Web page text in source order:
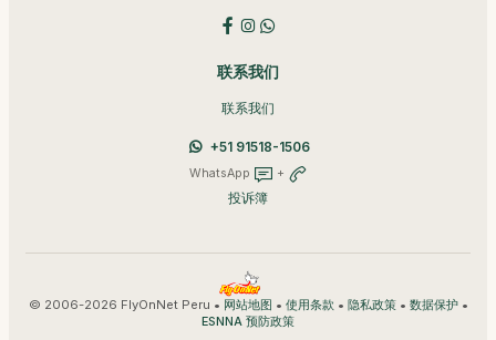
联系我们
联系我们
+51 91518-1506
WhatsApp +
投诉簿
© 2006-2026 FlyOnNet Peru • 网站地图 • 使用条款 • 隐私政策• 数据保护•
ESNNA 预防政策